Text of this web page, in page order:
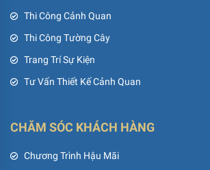
Thi Công Cảnh Quan
Thi Công Tường Cây
Trang Trí Sự Kiện
Tư Vấn Thiết Kế Cảnh Quan
CHĂM SÓC KHÁCH HÀNG
Chương Trình Hậu Mãi